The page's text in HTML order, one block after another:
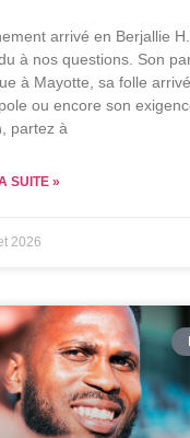
arrivé en Berjallie
à nos questions. Son
à Mayotte, sa folle
ou encore son
partez à
SUITE »
2026